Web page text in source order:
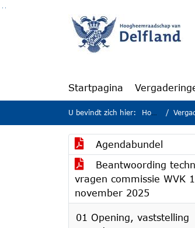
Ga naar de inhoud van deze pagina
Ga naar het zoeken
Ga naar het menu
Startpagina
U bevindt zich hier: Home
Agendabundel
Beantwoording
vragen commissie WVK
november 2025
01 Opening, vaststelling